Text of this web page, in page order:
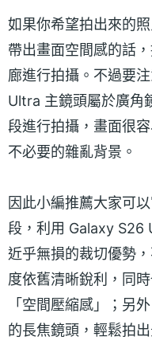
如果你希望拍出來的
帶出畫面空間感的話
廊進行拍攝。不過要
Ultra 主鏡頭屬於廣角
段進行拍攝，畫面很
不必要的雜亂背景。
因此小編推薦大家可
段，利用 Galaxy S26
近乎無損的裁切優勢
度依舊清晰銳利，同
「空間壓縮感」；另
的長焦鏡頭，輕鬆拍